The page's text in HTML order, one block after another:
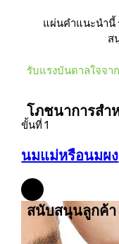
แผ่นคำแนะนำนี้
ส
ขั้นที่ 1
นมแม่หรือนมผง
รับแรงบันดาลใจจาก
โภชนาการสำ
สนับสนุนลูกค้า